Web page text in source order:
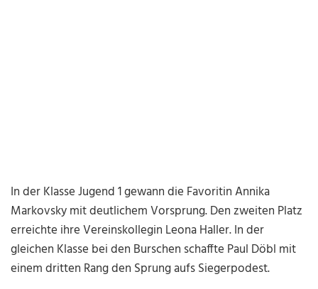
In der Klasse Jugend 1 gewann die Favoritin Annika
Markovsky mit deutlichem Vorsprung. Den zweiten Platz
erreichte ihre Vereinskollegin Leona Haller. In der
gleichen Klasse bei den Burschen schaffte Paul Döbl mit
einem dritten Rang den Sprung aufs Siegerpodest.